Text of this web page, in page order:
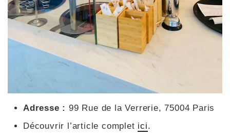
Adresse : 99 Rue de la Verrerie, 75004 Paris
Découvrir l’article complet ici.